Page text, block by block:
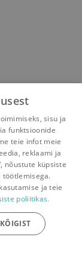
Konto
sisu ja
funktsioonide
teie infot meie
reklaami ja
nõustute küpsiste
töötlemisega.
ja teie
poliitikas.